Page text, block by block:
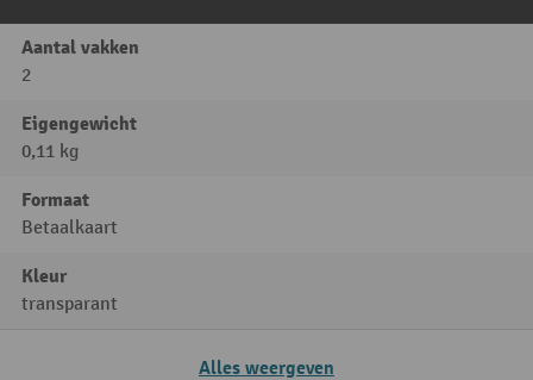
Aantal vakken
2
Eigengewicht
0,11 kg
Formaat
Betaalkaart
Kleur
transparant
Alles weergeven